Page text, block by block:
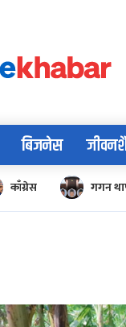
बिजनेस
काँग्रेस गगन